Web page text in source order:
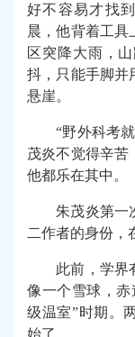
好不容易才找
晨，他背着工具
区突降大雨，
抖，只能手脚并
悬崖。
“野外科考
茂炎不觉得辛苦
他都乐在其中。
朱茂炎第一
二作者的身份，
此前，学界
像一个雪球，赤
级温室”时期。
始了。